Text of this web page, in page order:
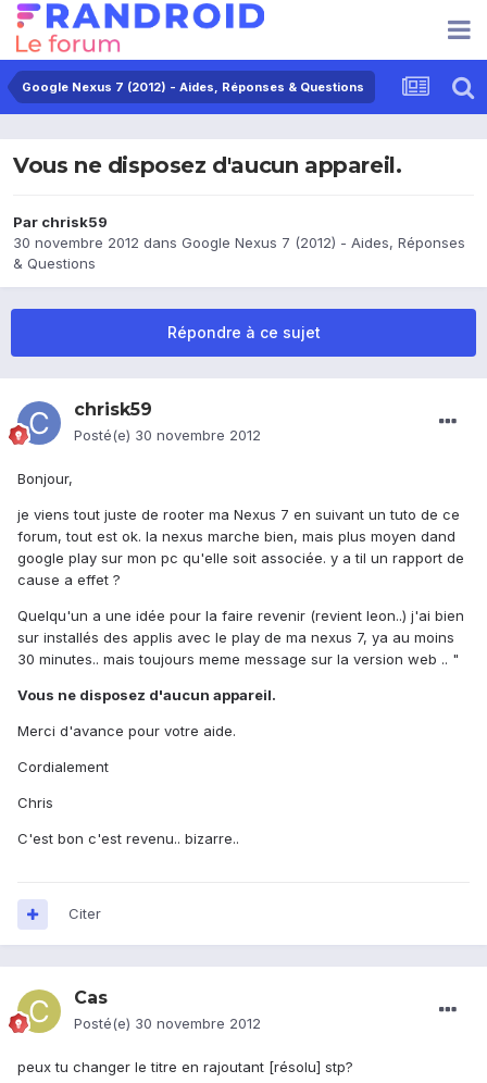
Google Nexus 7 (2012) - Aides, Réponses & Questions
Vous ne disposez d'aucun appareil.
Par chrisk59
30 novembre 2012 dans Google Nexus 7 (2012) - Aides, Réponses
& Questions
Répondre à ce sujet
chrisk59
Posté(e) 30 novembre 2012
Bonjour,
je viens tout juste de rooter ma Nexus 7 en suivant un tuto de ce
forum, tout est ok. la nexus marche bien, mais plus moyen dand
google play sur mon pc qu'elle soit associée. y a til un rapport de
cause a effet ?
Quelqu'un a une idée pour la faire revenir (revient leon..) j'ai bien
sur installés des applis avec le play de ma nexus 7, ya au moins
30 minutes.. mais toujours meme message sur la version web .. "
Vous ne disposez d'aucun appareil.
Merci d'avance pour votre aide.
Cordialement
Chris
C'est bon c'est revenu.. bizarre..
Citer
Cas
Posté(e) 30 novembre 2012
peux tu changer le titre en rajoutant [résolu] stp?